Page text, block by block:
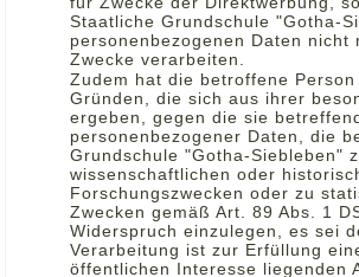
Staatliche Grundschule "Gotha-
personenbezogenen Daten nicht
Zwecke verarbeiten.
Zudem hat die betroffene
Gründen, die sich aus ihrer
ergeben, gegen die sie
personenbezogener Daten, die
Grundschule "Gotha-Siebleben"
wissenschaftlichen oder
Forschungszwecken oder zu
Zwecken gemäß Art. 89 Abs. 1
Widerspruch einzulegen, es sei
Verarbeitung ist zur Erfüllung
öffentlichen Interesse liegenden